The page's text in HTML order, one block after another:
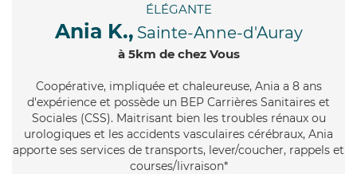
ÉLÉGANTE
Ania K., Sainte-Anne-d'Auray
à 5km de chez Vous
Coopérative, impliquée et chaleureuse, Ania a 8 ans
d'expérience et possède un BEP Carrières Sanitaires et
Sociales (CSS). Maitrisant bien les troubles rénaux ou
urologiques et les accidents vasculaires cérébraux, Ania
apporte ses services de transports, lever/coucher, rappels et
courses/livraison*